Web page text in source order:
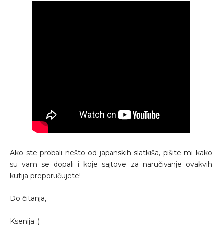
Ako ste probali nešto od japanskih slatkiša, pišite mi kako
su vam se dopali i koje sajtove za naručivanje ovakvih
kutija preporučujete!
Do čitanja,
Ksenija :)